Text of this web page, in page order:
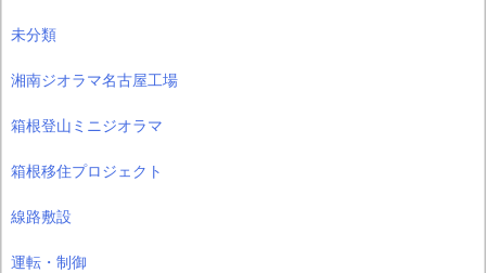
未分類
湘南ジオラマ名古屋工場
箱根登山ミニジオラマ
箱根移住プロジェクト
線路敷設
運転・制御